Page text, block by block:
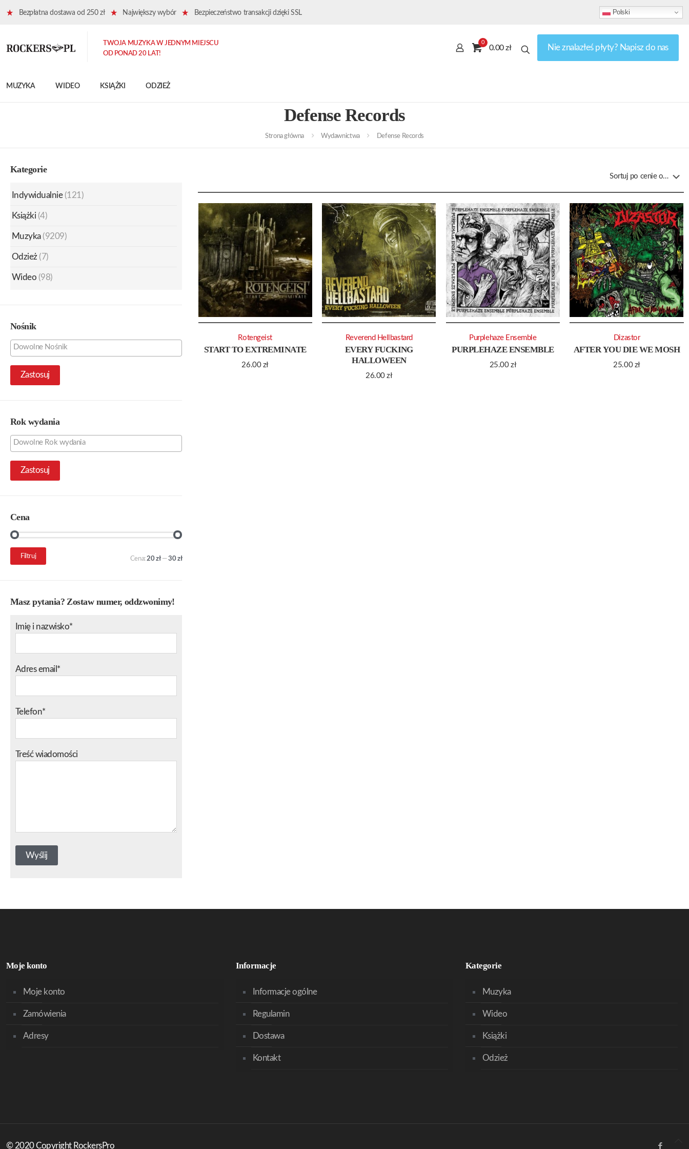
Bezpłatna dostawa od 250 zł Największy wybór Bezpieczeństwo transakcji dzięki SSL Polski
MUZYKA WIDEO KSIĄŻKI ODZIEŻ
TWOJA MUZYKA W JEDNYM MIEJSCU
OD PONAD 20 LAT!
0
0.00 zł Nie znalazłeś płyty? Napisz do nas
Defense Records
Strona główna Wydawnictwa Defense Records
START TO EXTREMINATE
26.00 zł
Rotengeist
EVERY FUCKING
HALLOWEEN
26.00zł
Reverend Hellbastard
PURPLEHAZE ENSEMBLE
25.00zł
Purplehaze Ensemble
AFTER YOU DIE WE MOSH
25.00 zł
Dizastor
Kategorie
Indywidualnie (121)
Książki (4)
Muzyka (9209)
Odzież (7)
Wideo (98)
Nośnik
Zastosuj
Rok wydania
Zastosuj
Cena
Cena
min.
Cena
maks.
Filtruj Cena:20 zł—30 zł
Masz pytania? Zostaw numer, oddzwonimy!
Imię i nazwisko*
Adres email*
Telefon*
Treść wiadomości
Moje konto
Moje konto
Zamówienia
Adresy
Informacje
Informacje ogólne
Regulamin
Dostawa
Kontakt
Kategorie
Muzyka
Wideo
Książki
Odzież
© 2020 Copyright RockersPro